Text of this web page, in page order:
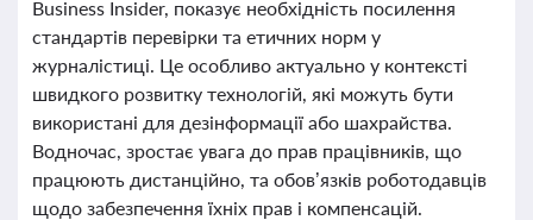
Business Insider, показує необхідність посилення
стандартів перевірки та етичних норм у
журналістиці. Це особливо актуально у контексті
швидкого розвитку технологій, які можуть бути
використані для дезінформації або шахрайства.
Водночас, зростає увага до прав працівників, що
працюють дистанційно, та обов’язків роботодавців
щодо забезпечення їхніх прав і компенсацій.